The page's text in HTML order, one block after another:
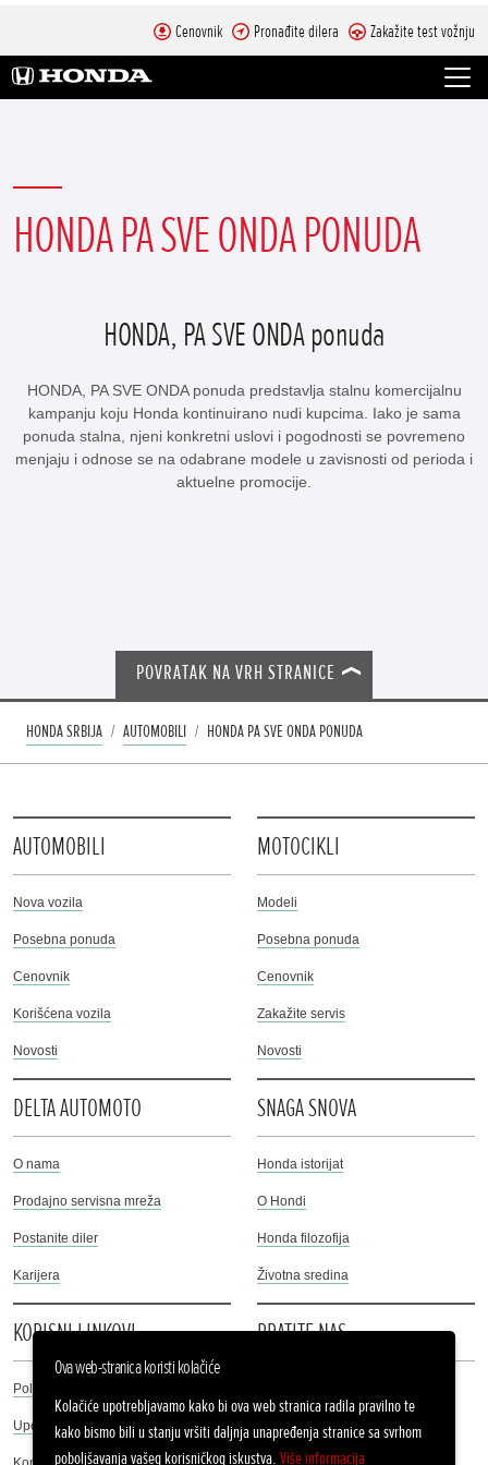
Cenovnik Pronađite dilera Zakažite test vožnju
HONDA PA SVE ONDA PONUDA
HONDA, PA SVE ONDA ponuda
HONDA, PA SVE ONDA ponuda predstavlja stalnu komercijalnu
kampanju koju Honda kontinuirano nudi kupcima. Iako je sama
ponuda stalna, njeni konkretni uslovi i pogodnosti se povremeno
menjaju i odnose se na odabrane modele u zavisnosti od perioda i
aktuelne promocije.
POVRATAK NA VRH STRANICE
HONDA SRBIJA AUTOMOBILI HONDA PA SVE ONDA PONUDA
AUTOMOBILI
Nova vozila
Posebna ponuda
Cenovnik
Korišćena vozila
Novosti
MOTOCIKLI
Modeli
Posebna ponuda
Cenovnik
Zakažite servis
Novosti
DELTA AUTOMOTO
O nama
Prodajno servisna mreža
Postanite diler
Karijera
SNAGA SNOVA
Honda istorijat
O Hondi
Honda filozofija
Životna sredina
KORISNI LINKOVI
Politika privatnosti
Upotreba kolačića
PRATITE NAS
Instagram
Ova web-stranica koristi kolačiće
Kolačiće upotrebljavamo kako bi ova web stranica radila pravilno te
kako bismo bili u stanju vršiti daljnja unapređenja stranice sa svrhom
poboljšavanja vašeg korisničkog iskustva. Više informacija